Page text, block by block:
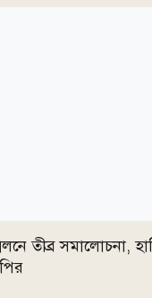
তীব্র সমালোচনা,